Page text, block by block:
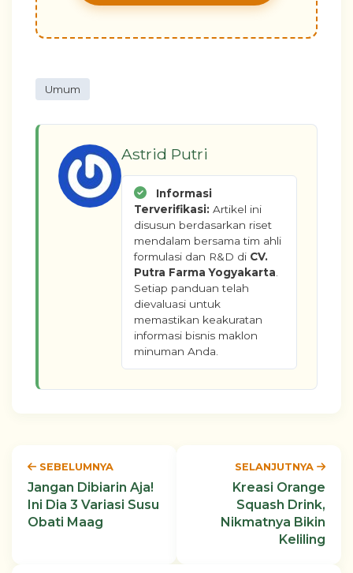
Umum
Astrid Putri
Informasi
Terverifikasi: Artikel ini
disusun berdasarkan riset
mendalam bersama tim ahli
formulasi dan R&D di CV.
Putra Farma Yogyakarta
Setiap panduan telah
dievaluasi untuk
memastikan keakuratan
informasi bisnis maklon
minuman Anda.
SEBELUMNYA
Jangan Dibiarin Aja!
Ini Dia 3 Variasi Susu
Obati Maag
SELANJUTNYA
Kreasi Orange
Squash Drink,
Nikmatnya Bikin
Keliling